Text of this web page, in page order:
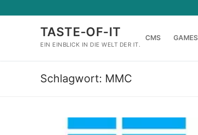
Inhalt
TASTE-OF-IT
EIN EINBLICK IN DIE WELT DER IT.
CMS GAMES
Schlagwort: MMC